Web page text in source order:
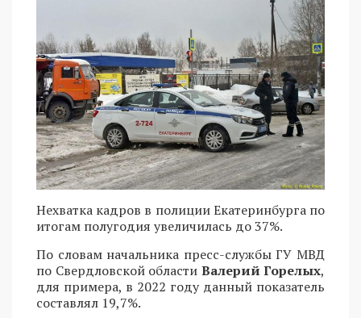
Нехватка кадров в полиции Екатеринбурга по
итогам полугодия увеличилась до 37%.
По словам начальника пресс-службы ГУ МВД
по Свердловской области Валерий Горелых,
для примера, в 2022 году данный показатель
составлял 19,7%.